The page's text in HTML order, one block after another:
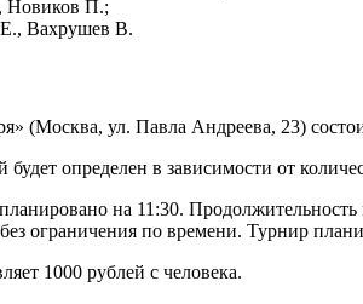
Новиков П.;
Вахрушев В.
(Москва, ул. Павла Андреева, 23)
будет определен в зависимости от
на 11:30.
ограничения по времени. Турнир
1000 рублей с человека.